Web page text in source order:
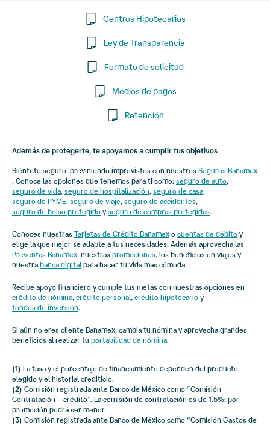
Comprobante de domicilio.
constancia laboral o declaración, según aplique).
Ten en cuenta que la preaprobación crédito hipotecario no es
validación completa del expediente y de la revisión del
Centros Hipotecarios
Ley de Transparencia
Formato de solicitud
Medios de pagos
Retención
Además de protegerte, te apoyamos a cumplir tus objetivos
Siéntete seguro, previniendo imprevistos con nuestros Seguros Banamex
. Conoce las opciones que tenemos para ti como: seguro de auto,
seguro de vida, seguro de hospitalización, seguro de casa,
seguro de PYME, seguro de viaje, seguro de accidentes,
seguro de bolso protegido y seguro de compras protegidas.
Conoces nuestras Tarjetas de Crédito Banamex o cuentas de débito y
elige la que mejor se adapte a tus necesidades. Además aprovecha las
Preventas Banamex, nuestras promociones, los beneficios en viajes y
nuestra banca digital para hacer tu vida mas cómoda.
Recibe apoyo financiero y cumple tus metas con nuestras opciones en
crédito de nómina, crédito personal , crédito hipotecario y
fondos de inversión.
Si aún no eres cliente Banamex, cambia tu nómina y aprovecha grandes
beneficios al realizar tu portabilidad de nómina.
(1) La tasa y el porcentaje de financiamiento dependen del producto
elegido y el historial crediticio.
(2) Comisión registrada ante Banco de México como “Comisión
Contratación – crédito”. La comisión de contratación es de 1.5%; por
promoción podrá ser menor.
(3) Comisión registrada ante Banco de México como “Comisión Gastos de